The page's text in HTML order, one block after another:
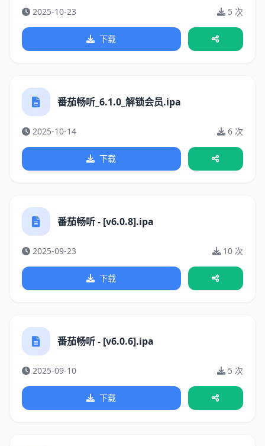
2025-10-23 5 次
下载
番茄畅听_6.1.0_解锁会员.ipa
2025-10-14 6 次
下载
番茄畅听 - [v6.0.8].ipa
2025-09-23 10 次
下载
番茄畅听 - [v6.0.6].ipa
2025-09-10 5 次
下载